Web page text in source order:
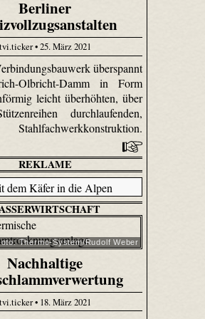
Berliner
tvi.ticker • 25. März 2021
überspannt
Olbricht-Damm in Form
leicht überhöhten, über
durchlaufenden,
REKLAME
Thermo-System/Rudolf Weber
Nachhaltige
tvi.ticker • 18. März 2021